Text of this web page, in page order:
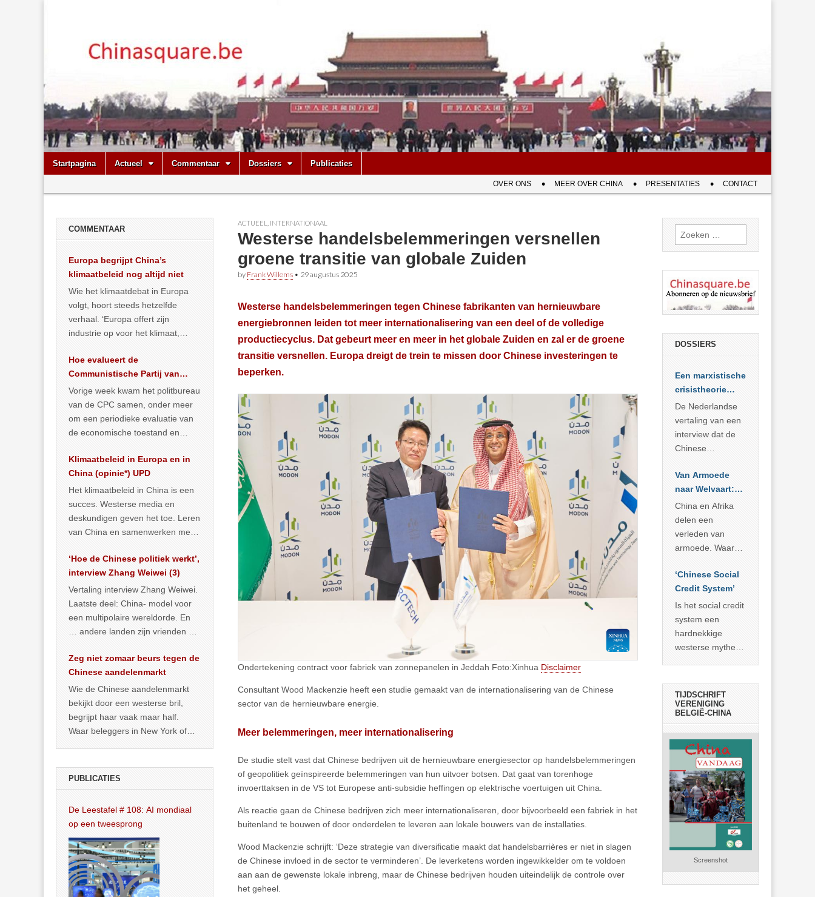
Chinasquare.be
Main
menu
Skip
Startpagina Actueel Commentaar Dossiers Publicaties
menu
OVER ONS MEER OVER CHINA PRESENTATIES CONTACT
ACTUEEL INTERNATIONAAL
Westerse handelsbelemmeringen versnellen
groene transitie van globale Zuiden
by Frank Willems • 29 augustus 2025
Westerse handelsbelemmeringen tegen Chinese fabrikanten van hernieuwbare
energiebronnen leiden tot meer internationalisering van een deel of de volledige
productiecyclus. Dat gebeurt meer en meer in het globale Zuiden en zal er de groene
transitie versnellen. Europa dreigt de trein te missen door Chinese investeringen te
beperken.
Ondertekening contract voor fabriek van zonnepanelen in Jeddah Foto:Xinhua Disclaimer
Consultant Wood Mackenzie heeft een studie gemaakt van de internationalisering van de Chinese
sector van de hernieuwbare energie.
Meer belemmeringen, meer internationalisering
De studie stelt vast dat Chinese bedrijven uit de hernieuwbare energiesector op handelsbelemmeringen
of geopolitiek geïnspireerde belemmeringen van hun uitvoer botsen. Dat gaat van torenhoge
invoerttaksen in de VS tot Europese anti-subsidie heffingen op elektrische voertuigen uit China.
Als reactie gaan de Chinese bedrijven zich meer internationaliseren, door bijvoorbeeld een fabriek in het
buitenland te bouwen of door onderdelen te leveren aan lokale bouwers van de installaties.
Wood Mackenzie schrijft: ‘Deze strategie van diversificatie maakt dat handelsbarrières er niet in slagen
de Chinese invloed in de sector te verminderen’. De leverketens worden ingewikkelder om te voldoen
aan aan de gewenste lokale inbreng, maar de Chinese bedrijven houden uiteindelijk de controle over
het geheel.
COMMENTAAR
Europa begrijpt China’s
klimaatbeleid nog altijd niet
Wie het klimaatdebat in Europa
volgt, hoort steeds hetzelfde
verhaal. ‘Europa offert zijn
industrie op voor het klimaat,
vergroening… >> lees meer
Hoe evalueert de
Communistische Partij van
China de economische
situatie?
Vorige week kwam het politbureau
van de CPC samen, onder meer
om een periodieke evaluatie van
de economische toestand en
publiceerden… >> lees meer
Klimaatbeleid in Europa en in
China (opinie*) UPD
Het klimaatbeleid in China is een
succes. Westerse media en
deskundigen geven het toe. Leren
van China en samenwerken met
… >> lees meer
‘Hoe de Chinese politiek werkt’,
interview Zhang Weiwei (3)
Vertaling interview Zhang Weiwei.
Laatste deel: China- model voor
een multipolaire wereldorde. En
… andere landen zijn vrienden of
Zeg niet zomaar beurs tegen de
Chinese aandelenmarkt
Wie de Chinese aandelenmarkt
bekijkt door een westerse bril,
begrijpt haar vaak maar half.
Waar beleggers in New York of
PUBLICATIES
De Leestafel # 108: AI mondiaal
op een tweesprong
Zoeken
naar:
DOSSIERS
Een marxistische
crisistheorie
voor vandaag
De Nederlandse
vertaling van een
interview dat de
Chinese
Sociale
Wetenschappen
afnam van de
Britse
marxistische
econoom Michael
zien dat
… >> lees meer
Van Armoede
naar Welvaart:
Wat Afrika kan
leren van
China’s
economisch
China en Afrika
delen een
verleden van
armoede. Waar
voorbije veertig
jaar in slaagde
meer dan 800
miljoen mensen
uit de armoede
… >> lees meer
‘Chinese Social
Credit System’
Is het social credit
system een
hardnekkige
westerse mythe of
TIJDSCHRIFT
VERENIGING
BELGIË-CHINA
Screenshot